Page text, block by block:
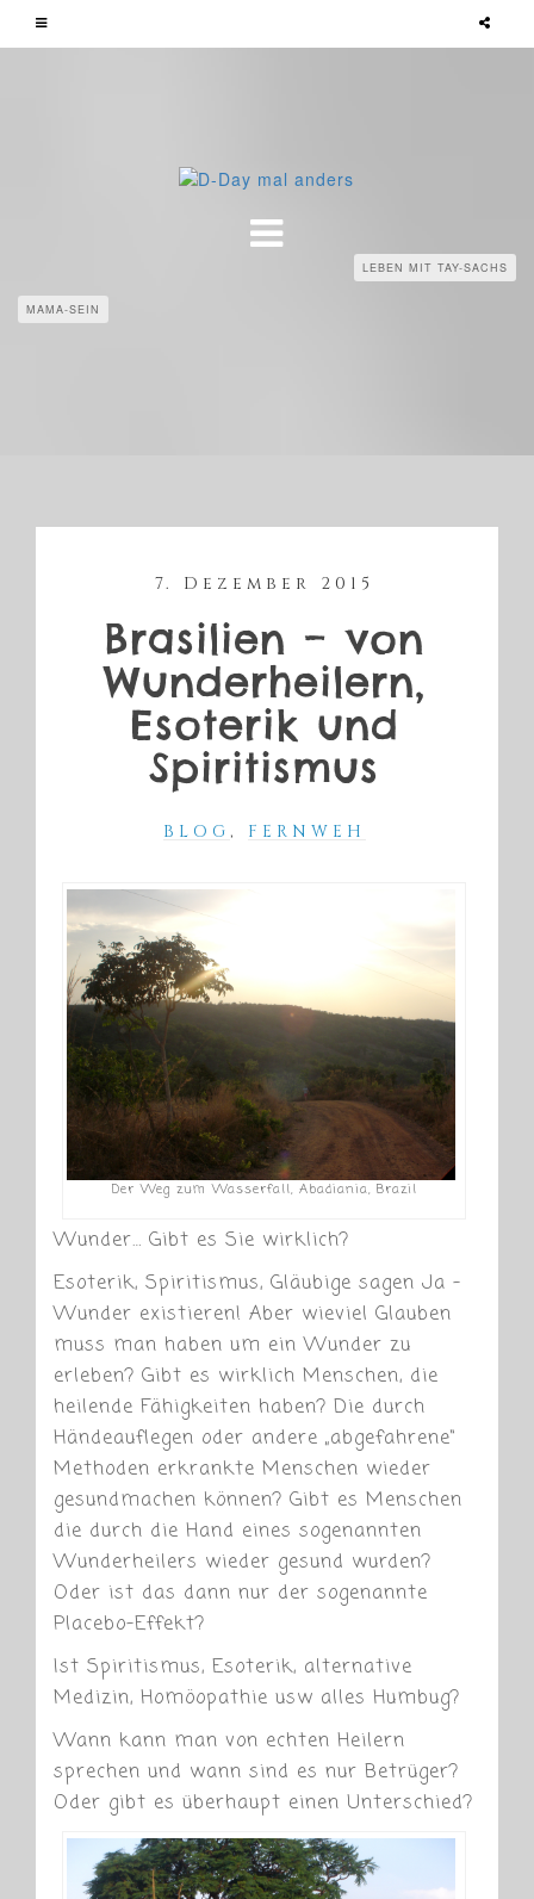
LEBEN MIT TAY-SACHS
MAMA-SEIN
7. Dezember 2015
Brasilien – von
Wunderheilern,
Esoterik und
Spiritismus
BLOG , FERNWEH
Der Weg zum Wasserfall, Abadiania, Brazil
Wunder… Gibt es Sie wirklich?
Esoterik, Spiritismus, Gläubige sagen Ja –
Wunder existieren! Aber wieviel Glauben
muss man haben um ein Wunder zu
erleben? Gibt es wirklich Menschen, die
heilende Fähigkeiten haben? Die durch
Händeauflegen oder andere „abgefahrene“
Methoden erkrankte Menschen wieder
gesundmachen können? Gibt es Menschen
die durch die Hand eines sogenannten
Wunderheilers wieder gesund wurden?
Oder ist das dann nur der sogenannte
Placebo-Effekt?
Ist Spiritismus, Esoterik, alternative
Medizin, Homöopathie usw alles Humbug?
Wann kann man von echten Heilern
sprechen und wann sind es nur Betrüger?
Oder gibt es überhaupt einen Unterschied?